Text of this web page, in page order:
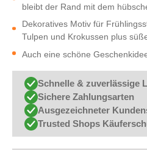
bleibt der Rand mit dem
Dekoratives Motiv für
Tulpen und Krokussen plus
Auch eine schöne
Schnelle & zuverlässige
Sichere Zahlungsarten
Ausgezeichneter
Trusted Shops